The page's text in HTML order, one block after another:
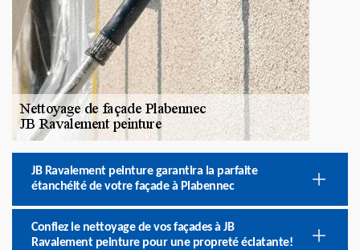
JB Ravalement peinture garantira la parfaite
étanchéité de votre façade à Plabennec
Confiez le nettoyage de vos façades à JB
Ravalement peinture pour une propreté éclatante!